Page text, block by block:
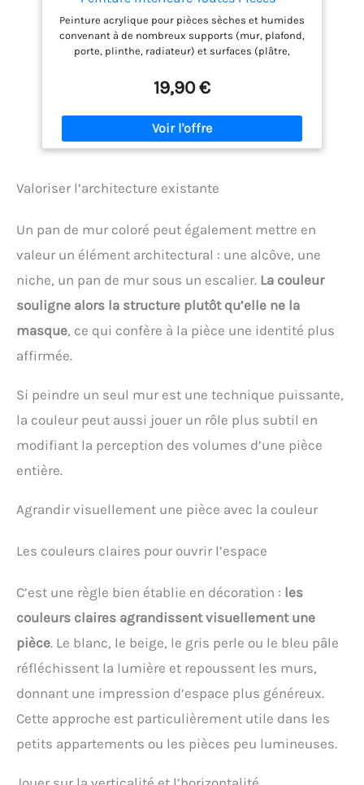
Peinture Mur et Plafond, Porte et Plinthe -
Couleur : Le Blanc - 0,5 L
Peinture acrylique pour pièces sèches et humides
convenant à de nombreux supports (mur, plafond,
porte, plinthe, radiateur) et surfaces (plâtre,
S’applique directement sans sous-couche ni
dilution préalable, Haut pouvoir couvrant en 2
couches seulement, Application au rouleau ou au
pinceau, Association idéale avec : Le Noir Séchage
rapide : sec au toucher en 1 h et recouvrable en 6 h,
Nettoyage des outils à l’eau claire, Peinture sans
Valentine Si Simple, Couleur : Le Blanc, Aspect :
Satin, Quantité : 0,5 L
19,90 €
Valoriser l’architecture existante
Un pan de mur coloré peut également mettre en
valeur un élément architectural : une alcôve, une
niche, un pan de mur sous un escalier. La couleur
souligne alors la structure plutôt qu’elle ne la
masque, ce qui confère à la pièce une identité plus
affirmée.
Si peindre un seul mur est une technique puissante,
la couleur peut aussi jouer un rôle plus subtil en
modifiant la perception des volumes d’une pièce
entière.
Agrandir visuellement une pièce avec la couleur
Les couleurs claires pour ouvrir l’espace
C’est une règle bien établie en décoration : les
couleurs claires agrandissent visuellement une
pièce. Le blanc, le beige, le gris perle ou le bleu pâle
réfléchissent la lumière et repoussent les murs,
donnant une impression d’espace plus généreux.
Cette approche est particulièrement utile dans les
petits appartements ou les pièces peu lumineuses.